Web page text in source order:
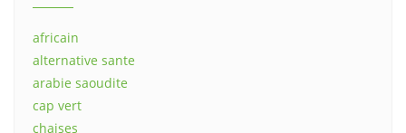
africain
alternative sante
arabie saoudite
cap vert
chaises